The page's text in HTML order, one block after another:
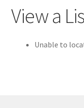
View a
Unable to